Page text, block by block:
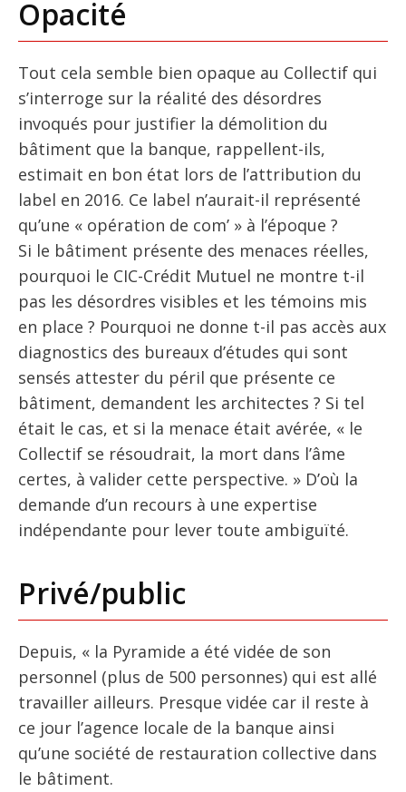
Opacité
Tout cela semble bien opaque au Collectif qui
s’interroge sur la réalité des désordres
invoqués pour justifier la démolition du
bâtiment que la banque, rappellent-ils,
estimait en bon état lors de l’attribution du
label en 2016. Ce label n’aurait-il représenté
qu’une « opération de com’ » à l’époque ?
Si le bâtiment présente des menaces réelles,
pourquoi le CIC-Crédit Mutuel ne montre t-il
pas les désordres visibles et les témoins mis
en place ? Pourquoi ne donne t-il pas accès aux
diagnostics des bureaux d’études qui sont
sensés attester du péril que présente ce
bâtiment, demandent les architectes ? Si tel
était le cas, et si la menace était avérée, « le
Collectif se résoudrait, la mort dans l’âme
certes, à valider cette perspective. » D’où la
demande d’un recours à une expertise
indépendante pour lever toute ambiguïté.
Privé/public
Depuis, « la Pyramide a été vidée de son
personnel (plus de 500 personnes) qui est allé
travailler ailleurs. Presque vidée car il reste à
ce jour l’agence locale de la banque ainsi
qu’une société de restauration collective dans
le bâtiment.